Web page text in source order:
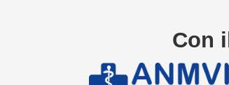
Con